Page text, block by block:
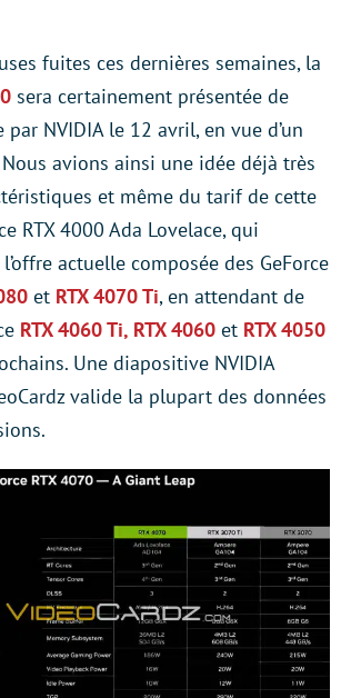
fuites ces dernières semaines, la
sera certainement présentée de
NVIDIA le 12 avril, en vue d’un
avions ainsi une idée déjà très
et même du tarif de cette
RTX 4000 Ada Lovelace, qui
actuelle composée des GeForce
et RTX 4070 Ti, en attendant de
RTX 4060 Ti, RTX 4060 et RTX 4050
Une diapositive NVIDIA
valide la plupart des données